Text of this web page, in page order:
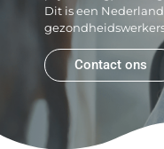
Dit is een
Contact ons